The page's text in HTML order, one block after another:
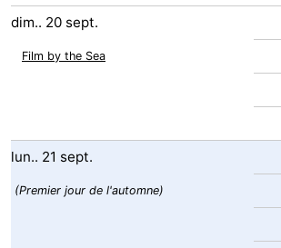
dim.. 20 sept.
Film by the Sea
lun.. 21 sept.
(Premier jour de l'automne)